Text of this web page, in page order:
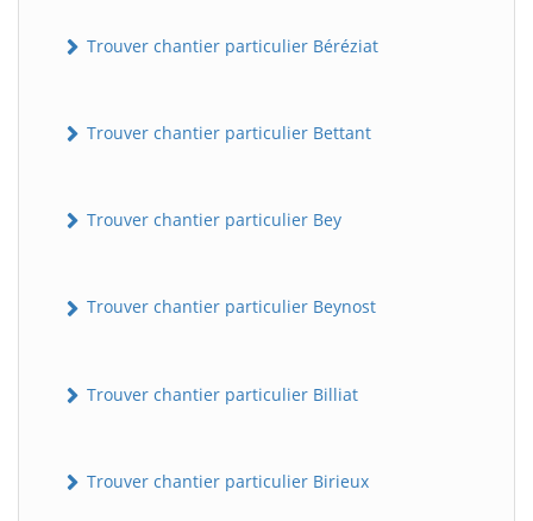
Trouver chantier particulier Béréziat
Trouver chantier particulier Bettant
Trouver chantier particulier Bey
Trouver chantier particulier Beynost
Trouver chantier particulier Billiat
Trouver chantier particulier Birieux